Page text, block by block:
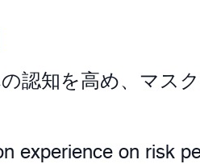
認知を高め、マス
experience on risk